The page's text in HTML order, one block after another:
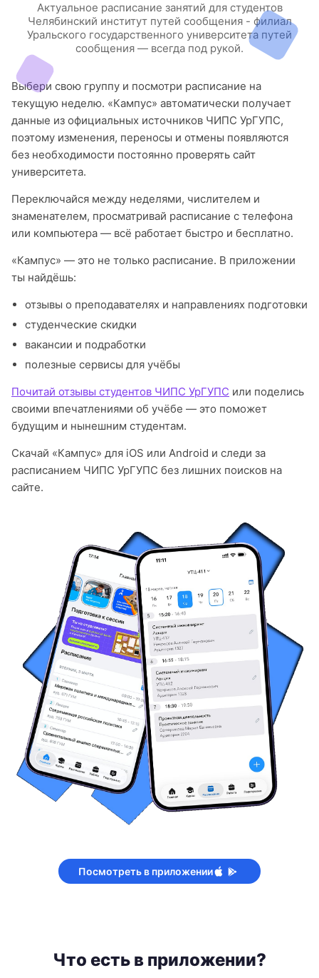
Актуальное расписание занятий для студентов
Челябинский институт путей сообщения - филиал
Уральского государственного университета путей
сообщения — всегда под рукой.
Выбери свою группу и посмотри расписание на
текущую неделю. «Кампус» автоматически получает
данные из официальных источников ЧИПС УрГУПС,
поэтому изменения, переносы и отмены появляются
без необходимости постоянно проверять сайт
университета.
Переключайся между неделями, числителем и
знаменателем, просматривай расписание с телефона
или компьютера — всё работает быстро и бесплатно.
«Кампус» — это не только расписание. В приложении
ты найдёшь:
отзывы о преподавателях и направлениях подготовки
студенческие скидки
вакансии и подработки
полезные сервисы для учёбы
Почитай отзывы студентов ЧИПС УрГУПС или поделись
своими впечатлениями об учёбе — это поможет
будущим и нынешним студентам.
Скачай «Кампус» для iOS или Android и следи за
расписанием ЧИПС УрГУПС без лишних поисков на
сайте.
Посмотреть в приложении
Что есть в приложении?